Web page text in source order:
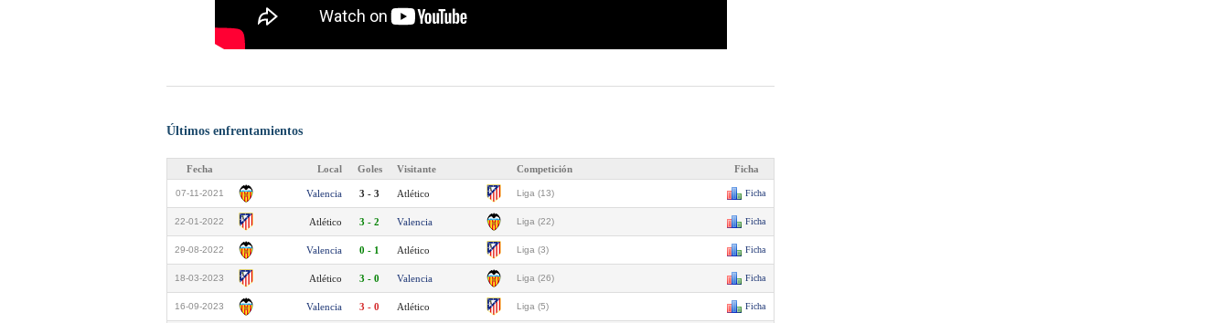
Últimos enfrentamientos
Fecha Local Goles Visitante Competición Ficha
07-11-2021 Valencia 3 - 3 Atlético Liga (13) Ficha
22-01-2022 Atlético 3 - 2 Valencia Liga (22) Ficha
29-08-2022 Valencia 0 - 1 Atlético Liga (3) Ficha
18-03-2023 Atlético 3 - 0 Valencia Liga (26) Ficha
16-09-2023 Valencia 3 - 0 Atlético Liga (5) Ficha